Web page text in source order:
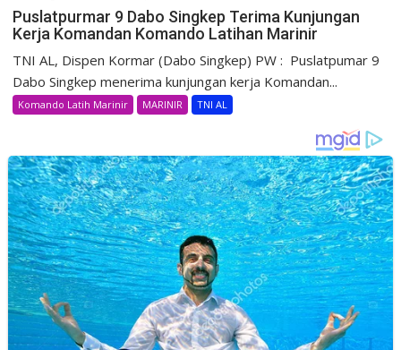
Puslatpurmar 9 Dabo Singkep Terima Kunjungan
Kerja Komandan Komando Latihan Marinir
TNI AL, Dispen Kormar (Dabo Singkep) PW : Puslatpumar 9
Dabo Singkep menerima kunjungan kerja Komandan...
Komando Latih Marinir MARINIR TNI AL